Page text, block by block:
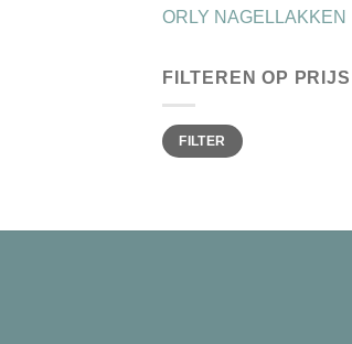
ORLY NAGELLAKKEN
FILTEREN OP PRIJS
Min.
prijs
Max.
prijsFILTER